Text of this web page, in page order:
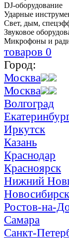
DJ-оборудование
Ударные
Свет, дым,
Звуковое
Микрофоны и
товаров 0
Город:
Москва
Москва
Волгоград
Иркутск
Казань
Краснодар
Красноярск
Нижний
Новосибирск
Ростов-на-
Самара
Санкт-